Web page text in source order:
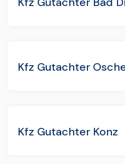
Kfz Gutachter
Kfz Gutachter Konz